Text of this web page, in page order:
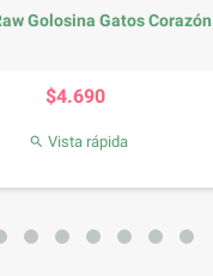
Golosina Gatos
$4.690
 Vista rápida